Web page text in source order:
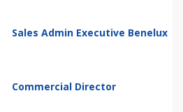
Sales Admin Executive Benelux
Commercial Director